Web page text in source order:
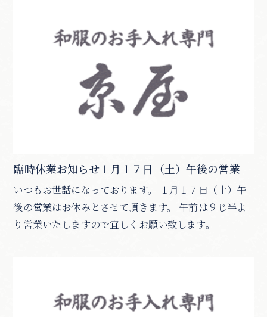
臨時休業お知らせ１月１７日（土）午後の営業
いつもお世話になっております。 １月１７日（土）午
後の営業はお休みとさせて頂きます。 午前は９じ半よ
り営業いたしますので宜しくお願い致します。